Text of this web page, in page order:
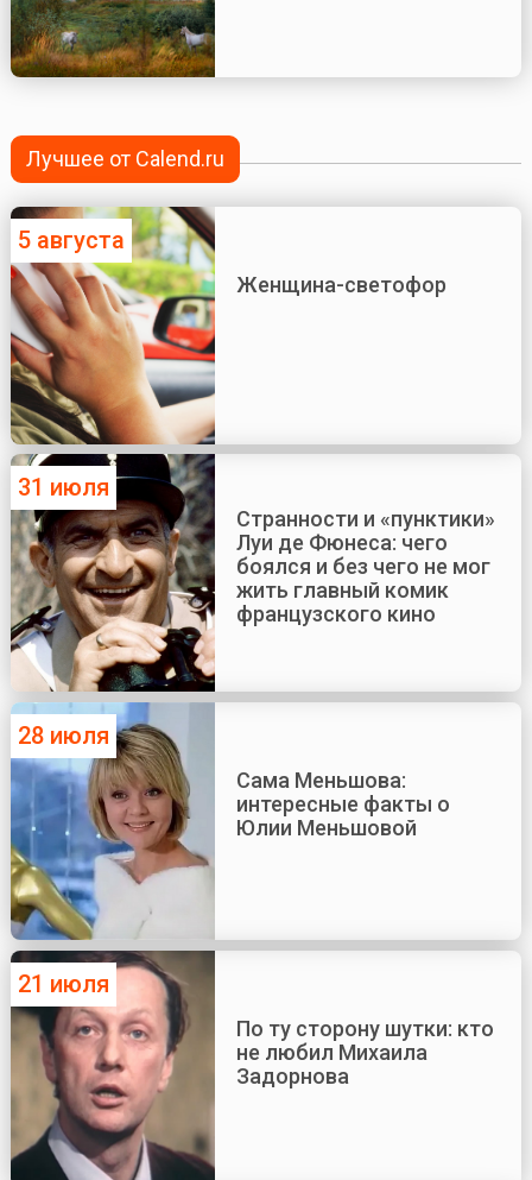
Лучшее от Calend.ru
5 августа
Женщина-светофор
31 июля
Странности и «пунктики»
Луи де Фюнеса: чего
боялся и без чего не мог
жить главный комик
французского кино
28 июля
Сама Меньшова:
интересные факты о
Юлии Меньшовой
21 июля
По ту сторону шутки: кто
не любил Михаила
Задорнова